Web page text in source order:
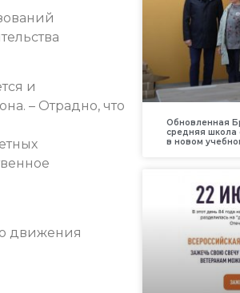
и
– Отрадно, что
движения
Обновленная
средняя школа
в новом